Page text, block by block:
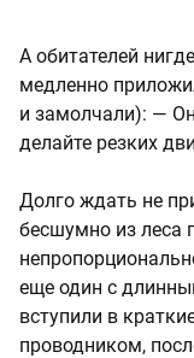
А обитателей
медленно
и замолчали): —
делайте резких
Долго ждать не
бесшумно из леса
еще один с
вступили в
проводником,